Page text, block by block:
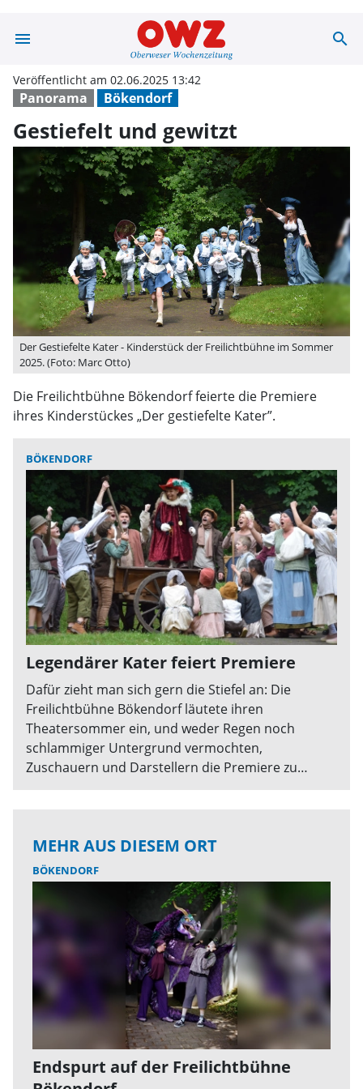
menu Gestiefelt undsearch
Panorama Bökendorf
Veröffentlicht am 02.06.2025 13:42
Gestiefelt und gewitzt
Der Gestiefelte Kater - Kinderstück der Freilichtbühne im Sommer
2025. (Foto: Marc Otto)
Die Freilichtbühne Bökendorf feierte die Premiere
ihres Kinderstückes „Der gestiefelte Kater”.
BÖKENDORF
Legendärer Kater feiert Premiere
Dafür zieht man sich gern die Stiefel an: Die
Freilichtbühne Bökendorf läutete ihren
Theatersommer ein, und weder Regen noch
schlammiger Untergrund vermochten,
Zuschauern und Darstellern die Premiere zu
MEHR AUS DIESEM ORT
BÖKENDORF
Endspurt auf der Freilichtbühne